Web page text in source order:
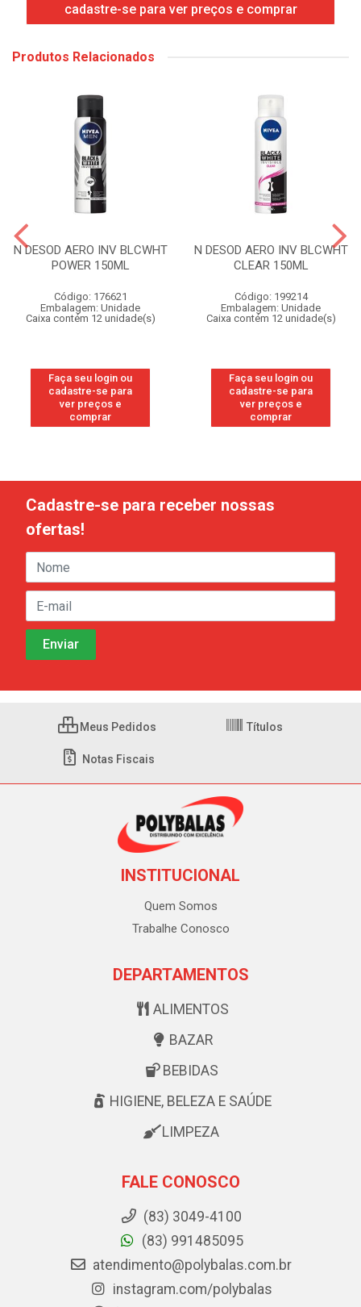
cadastre-se para ver preços e comprar
Produtos Relacionados
N DESOD AERO INV BLCWHT
POWER 150ML
Código: 176621
Embalagem: Unidade
Caixa contém 12 unidade(s)
Faça seu login ou
cadastre-se para
ver preços e
comprar
N DESOD AERO INV BLCWHT
CLEAR 150ML
Código: 199214
Embalagem: Unidade
Caixa contém 12 unidade(s)
Faça seu login ou
cadastre-se para
ver preços e
comprar
Cadastre-se para receber nossas
ofertas!
Meus Pedidos Títulos
Notas Fiscais
INSTITUCIONAL
Quem Somos
Trabalhe Conosco
DEPARTAMENTOS
ALIMENTOS
BAZAR
BEBIDAS
HIGIENE, BELEZA E SAÚDE
LIMPEZA
FALE CONOSCO
(83) 3049-4100
(83) 991485095
atendimento@polybalas.com.br
instagram.com/polybalas